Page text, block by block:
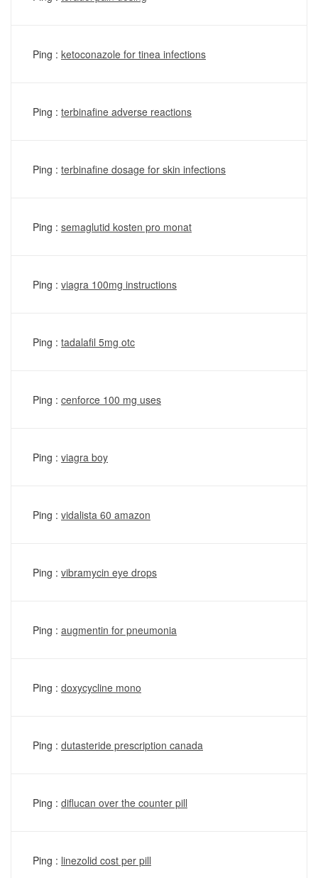
Ping : ketoconazole for tinea infections
Ping : terbinafine adverse reactions
Ping : terbinafine dosage for skin infections
Ping : semaglutid kosten pro monat
Ping : viagra 100mg instructions
Ping : tadalafil 5mg otc
Ping : cenforce 100 mg uses
Ping : viagra boy
Ping : vidalista 60 amazon
Ping : vibramycin eye drops
Ping : augmentin for pneumonia
Ping : doxycycline mono
Ping : dutasteride prescription canada
Ping : diflucan over the counter pill
Ping : linezolid cost per pill